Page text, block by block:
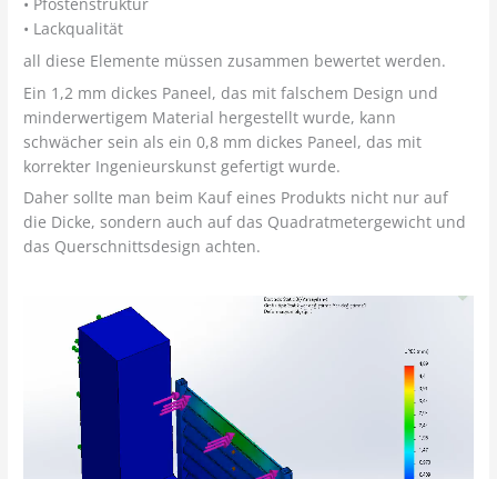
• Lackqualität
all diese Elemente müssen zusammen bewertet werden.
Ein 1,2 mm dickes Paneel, das mit falschem Design und
minderwertigem Material hergestellt wurde, kann
schwächer sein als ein 0,8 mm dickes Paneel, das mit
korrekter Ingenieurskunst gefertigt wurde.
Daher sollte man beim Kauf eines Produkts nicht nur auf
die Dicke, sondern auch auf das Quadratmetergewicht und
das Querschnittsdesign achten.